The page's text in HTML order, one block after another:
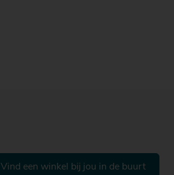
Vind een winkel bij jou in de buurt